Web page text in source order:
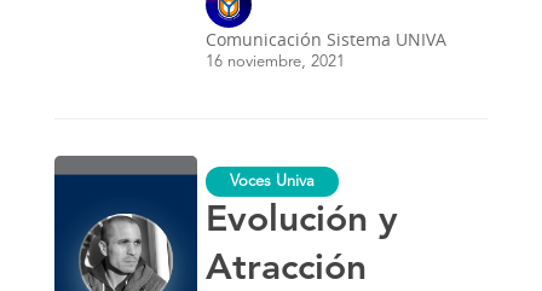
Comunicación Sistema UNIVA
16 noviembre, 2021
Evolución
Atracción
Voces Univa
Evolución y
Atracción